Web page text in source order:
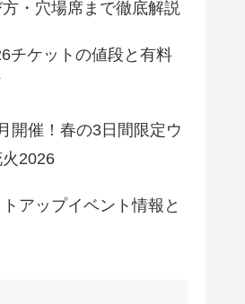
・穴場席まで徹底解説
チケットの値段と有料
開催！春の3日間限定ウ
2026
アップイベント情報と